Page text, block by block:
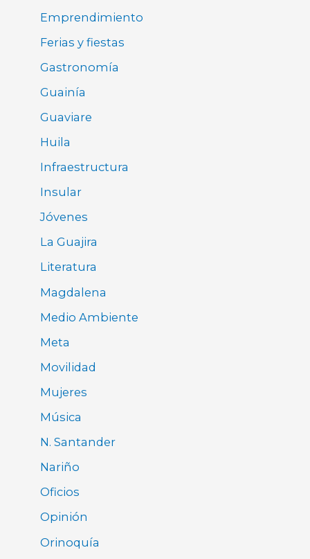
Emprendimiento
Ferias y fiestas
Gastronomía
Guainía
Guaviare
Huila
Infraestructura
Insular
Jóvenes
La Guajira
Literatura
Magdalena
Medio Ambiente
Meta
Movilidad
Mujeres
Música
N. Santander
Nariño
Oficios
Opinión
Orinoquía